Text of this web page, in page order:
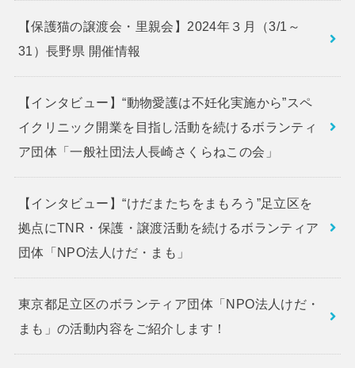
【保護猫の譲渡会・里親会】2024年３月（3/1～
31）長野県 開催情報
【インタビュー】“動物愛護は不妊化実施から”スペ
イクリニック開業を目指し活動を続けるボランティ
ア団体「一般社団法人長崎さくらねこの会」
【インタビュー】“けだまたちをまもろう”足立区を
拠点にTNR・保護・譲渡活動を続けるボランティア
団体「NPO法人けだ・まも」
東京都足立区のボランティア団体「NPO法人けだ・
まも」の活動内容をご紹介します！